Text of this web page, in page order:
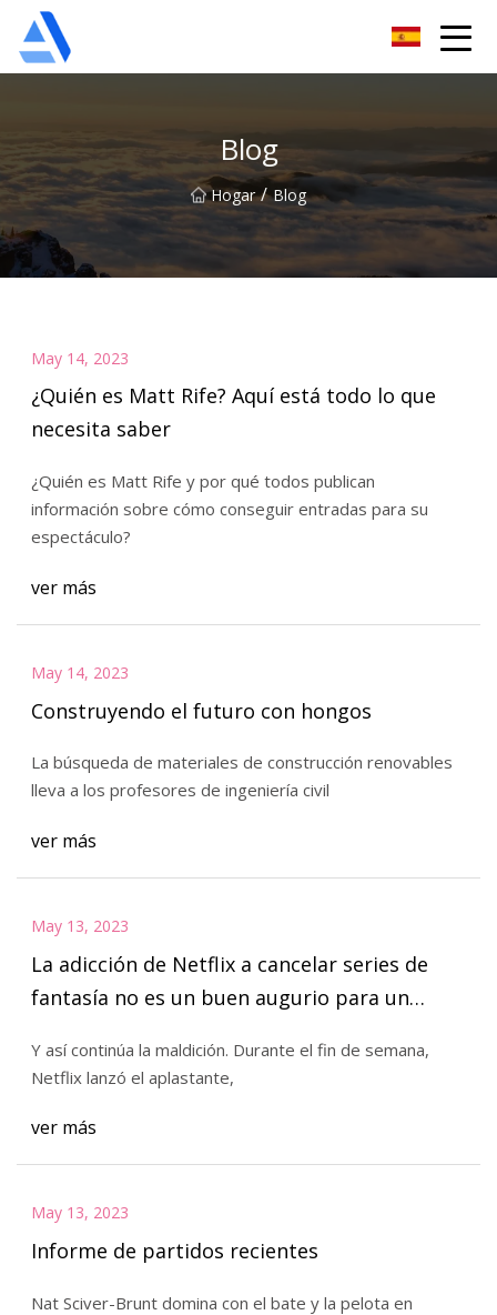
Blog
Hogar / Blog
May 14, 2023
¿Quién es Matt Rife? Aquí está todo lo que
necesita saber
¿Quién es Matt Rife y por qué todos publican
información sobre cómo conseguir entradas para su
espectáculo?
ver más
May 14, 2023
Construyendo el futuro con hongos
La búsqueda de materiales de construcción renovables
lleva a los profesores de ingeniería civil
ver más
May 13, 2023
La adicción de Netflix a cancelar series de
fantasía no es un buen augurio para un
nueva versión ofensiva.
Y así continúa la maldición. Durante el fin de semana,
Netflix lanzó el aplastante,
ver más
May 13, 2023
Informe de partidos recientes
Nat Sciver-Brunt domina con el bate y la pelota en